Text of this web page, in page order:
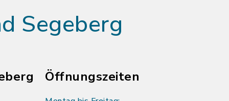
Segeberg
Öffnungszeiten